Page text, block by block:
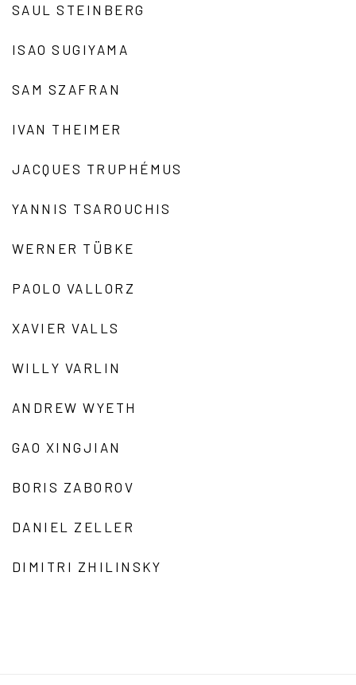
SAUL STEINBERG
ISAO SUGIYAMA
SAM SZAFRAN
IVAN THEIMER
JACQUES TRUPHÉMUS
YANNIS TSAROUCHIS
WERNER TÜBKE
PAOLO VALLORZ
XAVIER VALLS
WILLY VARLIN
ANDREW WYETH
GAO XINGJIAN
BORIS ZABOROV
DANIEL ZELLER
DIMITRI ZHILINSKY